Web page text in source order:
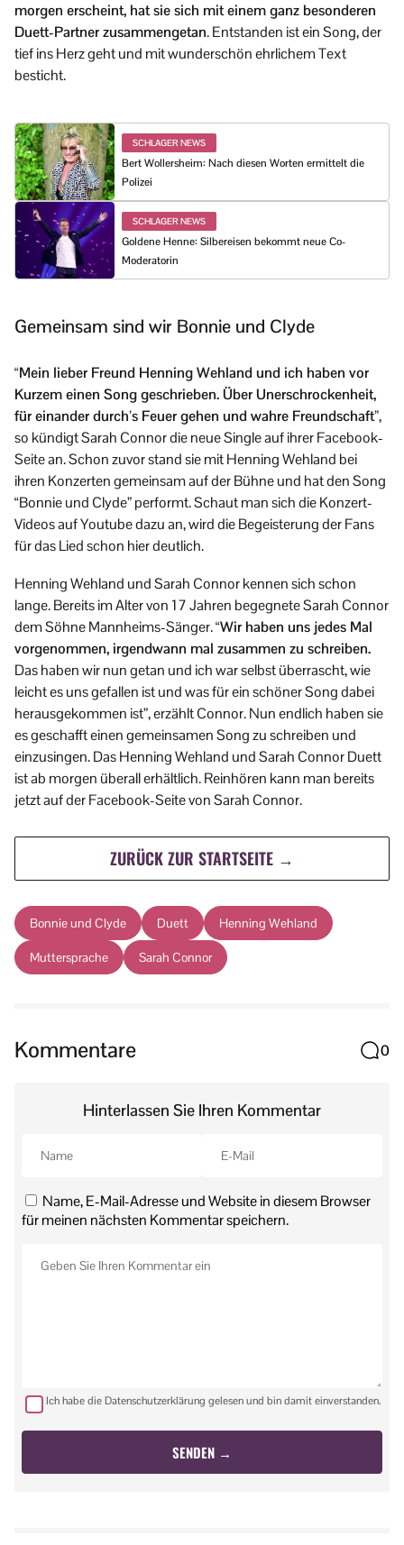
morgen erscheint, hat sie sich mit einem ganz besonderen
Duett-Partner zusammengetan. Entstanden ist ein Song, der
tief ins Herz geht und mit wunderschön ehrlichem Text
besticht.
SCHLAGER NEWS
Bert Wollersheim: Nach diesen Worten ermittelt die
Polizei
SCHLAGER NEWS
Goldene Henne: Silbereisen bekommt neue Co-
Moderatorin
Gemeinsam sind wir Bonnie und Clyde
“Mein lieber Freund Henning Wehland und ich haben vor
Kurzem einen Song geschrieben. Über Unerschrockenheit,
für einander durch’s Feuer gehen und wahre Freundschaft”,
so kündigt Sarah Connor die neue Single auf ihrer Facebook-
Seite an. Schon zuvor stand sie mit Henning Wehland bei
ihren Konzerten gemeinsam auf der Bühne und hat den Song
“Bonnie und Clyde” performt. Schaut man sich die Konzert-
Videos auf Youtube dazu an, wird die Begeisterung der Fans
für das Lied schon hier deutlich.
Henning Wehland und Sarah Connor kennen sich schon
lange. Bereits im Alter von 17 Jahren begegnete Sarah Connor
dem Söhne Mannheims-Sänger.“Wir haben uns jedes Mal
vorgenommen, irgendwann mal zusammen zu schreiben.
Das haben wir nun getan und ich war selbst überrascht, wie
leicht es uns gefallen ist und was für ein schöner Song dabei
herausgekommen ist”, erzählt Connor. Nun endlich haben sie
es geschafft einen gemeinsamen Song zu schreiben und
einzusingen. Das Henning Wehland und Sarah Connor Duett
ist ab morgen überall erhältlich. Reinhören kann man bereits
jetzt auf der Facebook-Seite von Sarah Connor.
ZURÜCK ZUR STARTSEITE →
Bonnie und Clyde Duett Henning Wehland
Muttersprache Sarah Connor
Kommentare 0
Hinterlassen Sie Ihren Kommentar
Name, E-Mail-Adresse und Website in diesem Browser
für meinen nächsten Kommentar speichern.
Ich habe die Datenschutzerklärung gelesen und bin damit einverstanden.